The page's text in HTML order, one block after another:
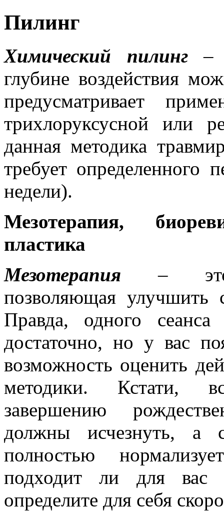
Пилинг
Химический пилинг–
глубине воздействия
предусматривает
трихлоруксусной или
данная методика
требует определенного
недели).
Мезотерапия,
пластика
Мезотерапия – это
позволяющая улучшить
Правда, одного
достаточно, но у вас
возможность оценить
методики. Кстати,
завершению
должны исчезнуть, а
полностью
подходит ли для вас
определите для себя